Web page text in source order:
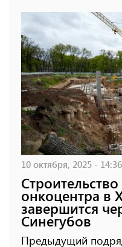
10 октября, 2025 - 14:36
онкоцентра в
завершится
Синегубов
Предыдущий